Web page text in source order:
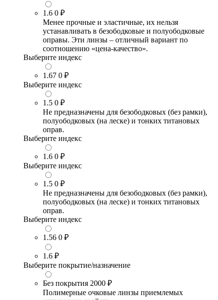
1.6 0 ₽
Менее прочные и эластичные, их нельзя
устанавливать в безободковые и полуободковые
оправы. Эти линзы – отличный вариант по
соотношению «цена-качество».
Выберите индекс
1.67 0 ₽
Выберите индекс
1.5 0 ₽
Не предназначены для безободковых (без рамки),
полуободковых (на леске) и тонких титановых
оправ.
Выберите индекс
1.6 0 ₽
Выберите индекс
1.5 0 ₽
Не предназначены для безободковых (без рамки),
полуободковых (на леске) и тонких титановых
оправ.
Выберите индекс
1.56 0 ₽
1.6 ₽
Выберите покрытие/назначение
Без покрытия 2000 ₽
Полимерные очковые линзы приемлемых